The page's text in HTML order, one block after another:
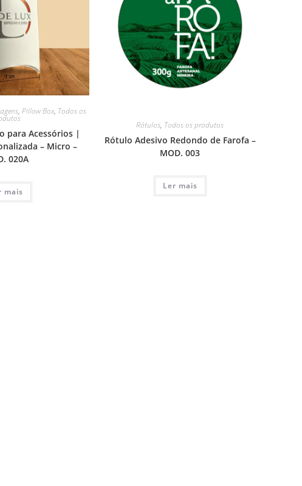
,Pillow Box, Todos os
para Acessórios |
– Micro –
020A
mais
Rótulos, Todos os produtos
Rótulo Adesivo Redondo de Farofa –
MOD. 003
Ler mais